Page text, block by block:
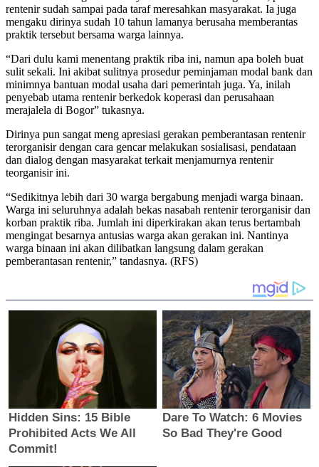
rentenir sudah sampai pada taraf meresahkan masyarakat. Ia juga
mengaku dirinya sudah 10 tahun lamanya berusaha memberantas
praktik tersebut bersama warga lainnya.
“Dari dulu kami menentang praktik riba ini, namun apa boleh buat
sulit sekali. Ini akibat sulitnya prosedur peminjaman modal bank dan
minimnya bantuan modal usaha dari pemerintah juga. Ya, inilah
penyebab utama rentenir berkedok koperasi dan perusahaan
merajalela di Bogor” tukasnya.
Dirinya pun sangat meng apresiasi gerakan pemberantasan rentenir
terorganisir dengan cara gencar melakukan sosialisasi, pendataan
dan dialog dengan masyarakat terkait menjamurnya rentenir
teorganisir ini.
“Sedikitnya lebih dari 30 warga bergabung menjadi warga binaan.
Warga ini seluruhnya adalah bekas nasabah rentenir terorganisir dan
korban praktik riba. Jumlah ini diperkirakan akan terus bertambah
mengingat besarnya antusias warga akan gerakan ini. Nantinya
warga binaan ini akan dilibatkan langsung dalam gerakan
pemberantasan rentenir,” tandasnya. (RFS)